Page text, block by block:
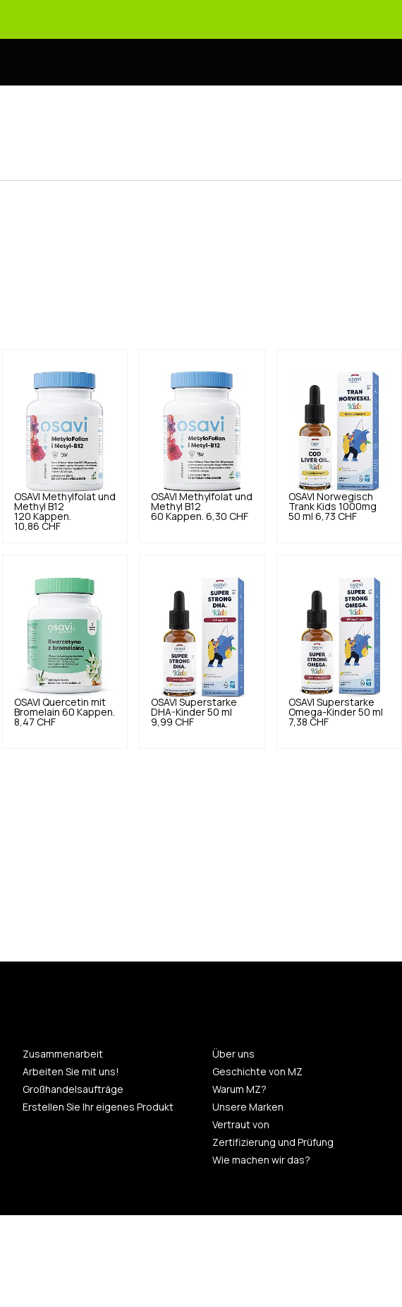
OSAVI Methylfolat und
Methyl B12
120 Kappen.
10,86 CHF
OSAVI Methylfolat und
Methyl B12
60 Kappen. 6,30 CHF
OSAVI Norwegisch
Trank Kids 1000mg
50 ml 6,73 CHF
OSAVI Quercetin mit
Bromelain 60 Kappen.
8,47 CHF
OSAVI Superstarke
DHA-Kinder 50 ml
9,99 CHF
OSAVI Superstarke
Omega-Kinder 50 ml
7,38 CHF
Zusammenarbeit
Arbeiten Sie mit uns!
Großhandelsaufträge
Erstellen Sie Ihr eigenes Produkt
Über uns
Geschichte von MZ
Warum MZ?
Unsere Marken
Vertraut von
Zertifizierung und Prüfung
Wie machen wir das?